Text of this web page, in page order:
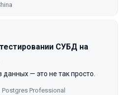
СУБД на
— это не так просто.
Postgres Professional